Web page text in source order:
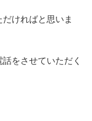
ければと思いま
をさせていただく